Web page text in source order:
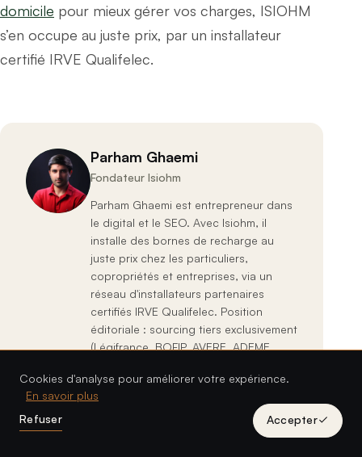
domicile pour mieux gérer vos charges, ISIOHM
s’en occupe au juste prix, par un installateur
certifié IRVE Qualifelec.
Parham Ghaemi
Fondateur Isiohm
Parham Ghaemi est entrepreneur dans
le digital et le SEO. Avec Isiohm, il
installe des bornes de recharge au
juste prix chez les particuliers,
copropriétés et entreprises, via un
réseau d'installateurs partenaires
certifiés IRVE Qualifelec. Position
éditoriale : sourcing tiers exclusivement
(Légifrance, BOFIP, AVERE, ADEME,
En savoir plus
Cookies d'analyse pour améliorer votre expérience.
En savoir plus
Refuser
Accepter